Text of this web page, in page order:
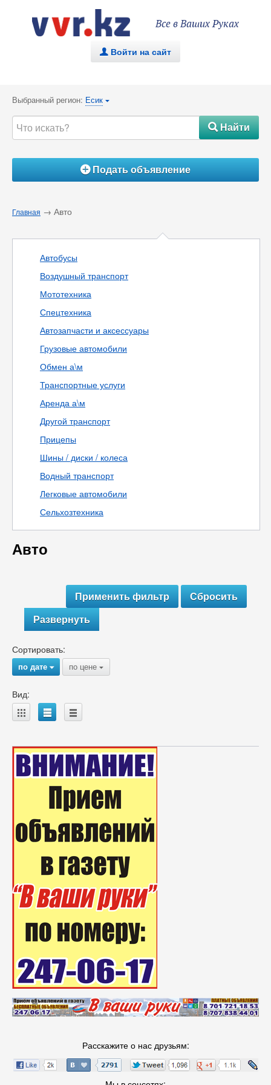
Все в Ваших Руках
. Войти на сайт
Выбранный регион: Есик {
#Найти
ÁПодать объявление
Главная → Авто
Автобусы
Воздушный транспорт
Мототехника
Спецтехника
Автозапчасти и аксессуары
Грузовые автомобили
Обмен а\м
Транспортные услуги
Аренда а\м
Другой транспорт
Прицепы
Шины / диски / колеса
Водный транспорт
Легковые автомобили
Сельхозтехника
Авто
Развернуть
Сортировать:
по дате{ по цене {
Вид:
A B C
Расскажите о нас друзьям: